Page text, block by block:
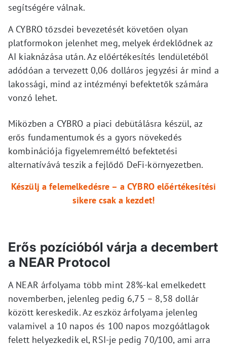
segítségére válnak.
A CYBRO tőzsdei bevezetését követően olyan
platformokon jelenhet meg, melyek érdeklődnek az
AI kiaknázása után. Az előértékesítés lendületéből
adódóan a tervezett 0,06 dolláros jegyzési ár mind a
lakossági, mind az intézményi befektetők számára
vonzó lehet.
Miközben a CYBRO a piaci debütálásra készül, az
erős fundamentumok és a gyors növekedés
kombinációja figyelemreméltó befektetési
alternatívává teszik a fejlődő DeFi-környezetben.
Készülj a felemelkedésre – a CYBRO előértékesítési
sikere csak a kezdet!
Erős pozícióból várja a decembert
a NEAR Protocol
A NEAR árfolyama több mint 28%-kal emelkedett
novemberben, jelenleg pedig 6,75 – 8,58 dollár
között kereskedik. Az eszköz árfolyama jelenleg
valamivel a 10 napos és 100 napos mozgóátlagok
felett helyezkedik el, RSI-je pedig 70/100, ami arra